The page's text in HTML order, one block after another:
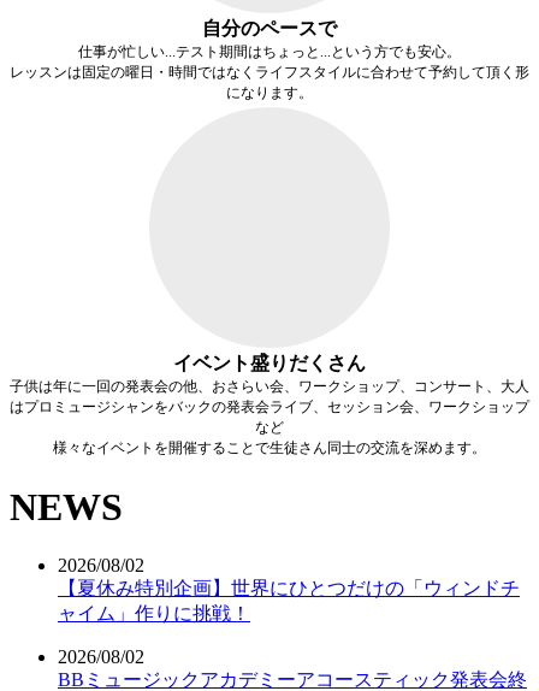
自分のペースで
仕事が忙しい...テスト期間はちょっと...という方でも安心。
レッスンは固定の曜日・時間ではなく ライフスタイルに合わせて予約して頂く形
になります。
イベント盛りだくさん
子供は年に一回の発表会の他、おさらい会、ワークショップ、コンサート、大人
はプロミュージシャンをバックの発表会ライブ、セッション会、ワークショップ
など
様々なイベントを開催することで生徒さん同士の交流を深めます。
NEWS
2026/08/02
【夏休み特別企画】世界にひとつだけの「ウィンドチ
ャイム」作りに挑戦！
2026/08/02
BBミュージックアカデミーアコースティック発表会終